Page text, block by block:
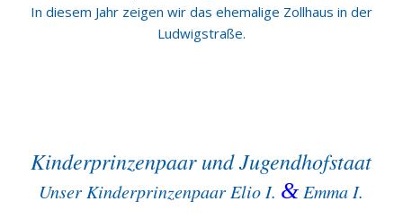
In diesem Jahr zeigen wir das ehemalige Zollhaus in der
Ludwigstraße.
Kinderprinzenpaar und Jugendhofstaat
Unser Kinderprinzenpaar Elio I. &Emma I.